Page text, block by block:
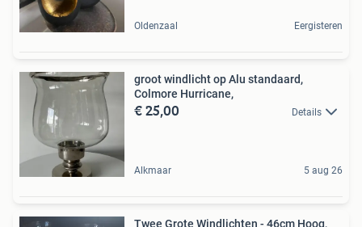
Oldenzaal Eergisteren
groot windlicht op Alu standaard,
Colmore Hurricane,
€ 25,00 Details
Alkmaar 5 aug 26
Twee Grote Windlichten - 46cm Hoog,